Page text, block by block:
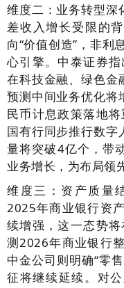
维度二：业务转型深
差收入增长受限的
向“价值创造”，非利
心引擎。中泰证券
在科技金融、绿色金
预测中间业务优化将
民币计息政策落地
国有行同步推行数字
量将突破4亿个，带
业务增长，为布局领
维度三：资产质量
2025年商业银行资
续增强，这一态势
测2026年商业银行
中金公司则明确“零
征将继续延续。对